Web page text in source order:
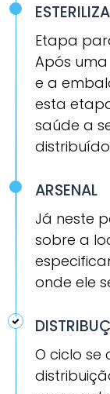
Etapa
Após
e a
esta
saúde a
ARSENAL
Já neste
sobre a
onde ele
O ciclo